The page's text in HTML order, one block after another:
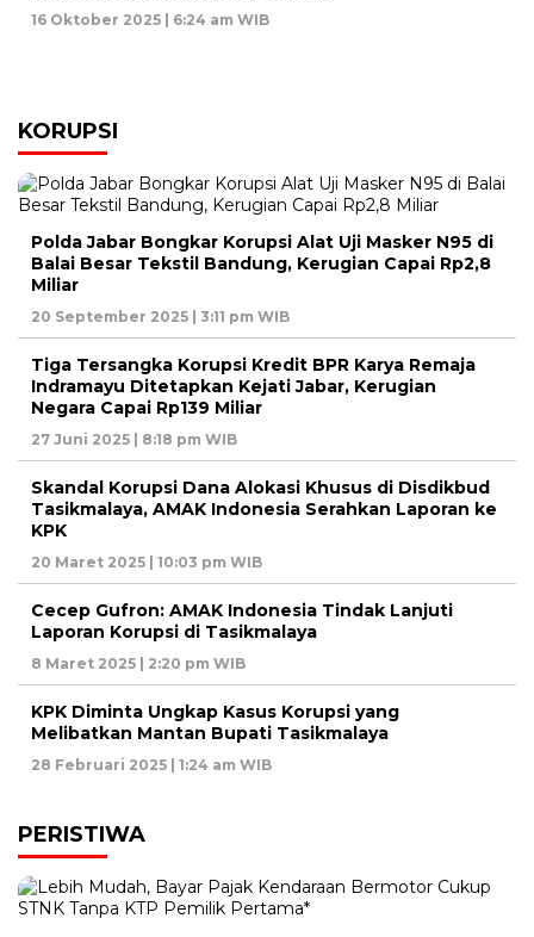
16 Oktober 2025 | 6:24 am WIB
KORUPSI
Polda Jabar Bongkar Korupsi Alat Uji Masker N95 di
Balai Besar Tekstil Bandung, Kerugian Capai Rp2,8
Miliar
20 September 2025 | 3:11 pm WIB
Tiga Tersangka Korupsi Kredit BPR Karya Remaja
Indramayu Ditetapkan Kejati Jabar, Kerugian
Negara Capai Rp139 Miliar
27 Juni 2025 | 8:18 pm WIB
Skandal Korupsi Dana Alokasi Khusus di Disdikbud
Tasikmalaya, AMAK Indonesia Serahkan Laporan ke
KPK
20 Maret 2025 | 10:03 pm WIB
Cecep Gufron: AMAK Indonesia Tindak Lanjuti
Laporan Korupsi di Tasikmalaya
8 Maret 2025 | 2:20 pm WIB
KPK Diminta Ungkap Kasus Korupsi yang
Melibatkan Mantan Bupati Tasikmalaya
28 Februari 2025 | 1:24 am WIB
PERISTIWA